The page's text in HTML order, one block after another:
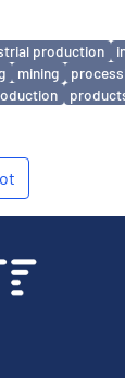
production
mining